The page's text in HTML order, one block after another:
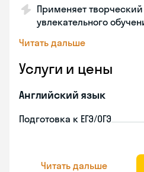
Применяет
увлекательного
Читать дальше
Услуги и цены
Английский язык
Подготовка к ЕГЭ/ОГЭ
Читать дальше